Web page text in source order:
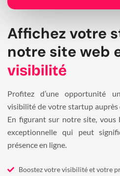
Affichez votre
notre site web
visibilité
Profitez d’une opportunité
visibilité de votre startup auprès
En figurant sur notre site, vous
exceptionnelle qui peut
présence en ligne.
Boostez votre visibilité et votre